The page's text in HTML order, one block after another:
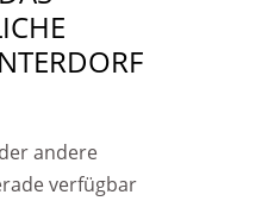
andere
verfügbar